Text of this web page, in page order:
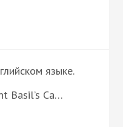
языке.
Basil’s Ca…